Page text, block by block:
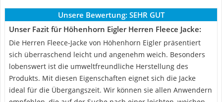
Unsere Bewertung: SEHR GUT
Unser Fazit für Höhenhorn Eigler Herren Fleece Jacke:
Die Herren Fleece-Jacke von Höhenhorn Eigler präsentiert
sich überraschend leicht und angenehm weich. Besonders
lobenswert ist die umweltfreundliche Herstellung des
Produkts. Mit diesen Eigenschaften eignet sich die Jacke
ideal für die Übergangszeit. Wir können sie allen Anwendern